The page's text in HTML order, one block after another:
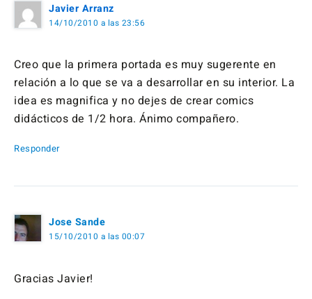
Javier Arranz
14/10/2010 a las 23:56
Creo que la primera portada es muy sugerente en
relación a lo que se va a desarrollar en su interior. La
idea es magnifica y no dejes de crear comics
didácticos de 1/2 hora. Ánimo compañero.
Responder
Jose Sande
15/10/2010 a las 00:07
Gracias Javier!